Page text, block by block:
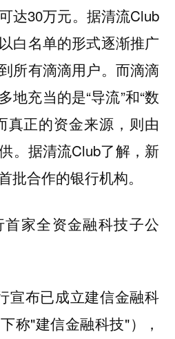
达30万元。据清流Club
白名单的形式逐渐推广
所有滴滴用户。而滴滴
地充当的是“导流”和“数
真正的资金来源，则由
。据清流Club了解，新
批合作的银行机构。
家全资金融科技子公
宣布已成立建信金融科
称"建信金融科技"），